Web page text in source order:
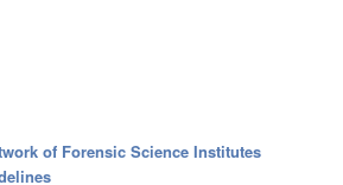
of Forensic Science Institutes